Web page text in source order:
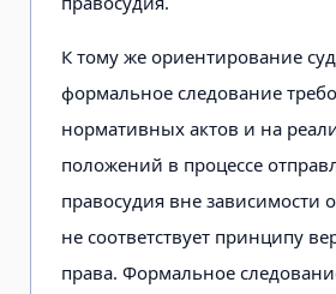
К тому же ориентирование
формальное следование
нормативных актов и на
положений в процессе
правосудия вне зависимости
не соответствует принципу
права. Формальное